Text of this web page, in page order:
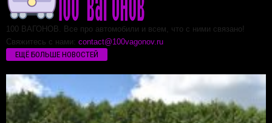
100 ВАГОНОВ. Все про автомобили и всем, что с ними связано!
Свяжитесь с нами: contact@100vagonov.ru
ЕЩЁ БОЛЬШЕ НОВОСТЕЙ